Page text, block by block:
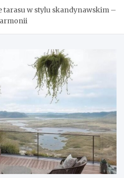
tarasu w stylu skandynawskim –